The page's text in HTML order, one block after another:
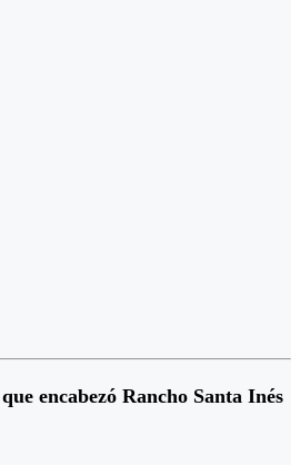
encabezó Rancho Santa Inés